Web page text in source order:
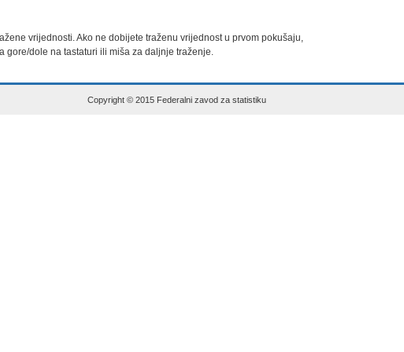
vrijednosti. Ako ne dobijete traženu vrijednost u prvom pokušaju,
gore/dole na tastaturi ili miša za daljnje traženje.
Copyright © 2015 Federalni zavod za statistiku